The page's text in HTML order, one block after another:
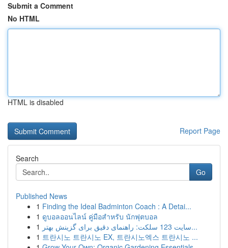
Submit a Comment
No HTML
HTML is disabled
Report Page
Search
Go
Published News
1 Finding the Ideal Badminton Coach : A Detai...
1 ดูบอลออนไลน์ คู่มือสำหรับ นักฟุตบอล
1
سایت 123 سلکت: راهنمای دقیق برای گزینش بهتر...
1 트란시노 트란시노 EX, 트란시노엑스 트란시노 ...